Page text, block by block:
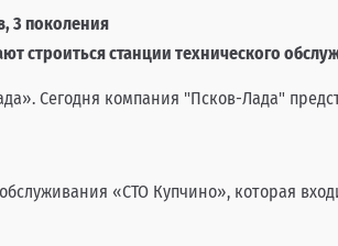
3 поколения
строиться станции технического
Сегодня компания "Псков-Лада"
«СТО Купчино», которая